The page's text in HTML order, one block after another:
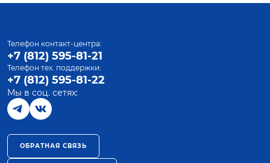
Телефон контакт-центра:
+7 (812) 595-81-21
Телефон тех. поддержки:
+7 (812) 595-81-22
Мы в соц. сетях:
ОБРАТНАЯ СВЯЗЬ